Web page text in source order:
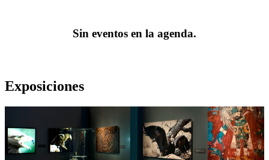
Sin eventos en la agenda.
Exposiciones